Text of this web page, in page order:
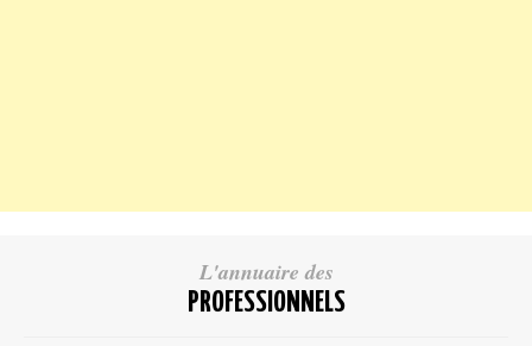
L'annuaire des
PROFESSIONNELS